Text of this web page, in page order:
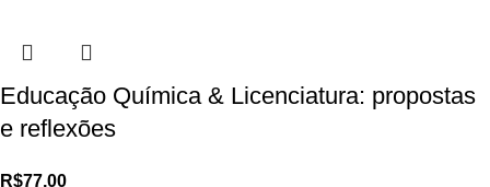
Educação Química & Licenciatura: propostas
e reflexões
R$77,00